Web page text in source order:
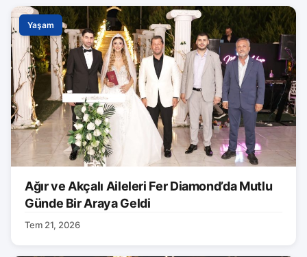
Yaşam
Ağır ve Akçalı Aileleri Fer Diamond’da Mutlu
Günde Bir Araya Geldi
Tem 21, 2026